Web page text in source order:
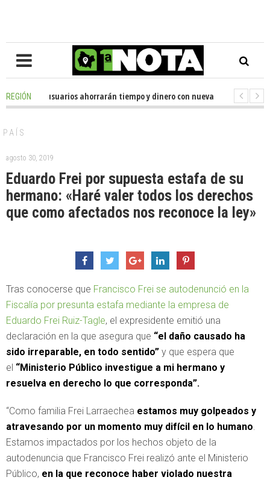
REGIÓN
Miles de usuarios ahorrarán tiempo y dinero con nueva oficina de
PAÍS
agosto 30, 2019
Eduardo Frei por supuesta estafa de su
hermano: «Haré valer todos los derechos
que como afectados nos reconoce la ley»
Tras conocerse que Francisco Frei se autodenunció en la
Fiscalía por presunta estafa mediante la empresa de
Eduardo Frei Ruiz-Tagle, el expresidente emitió una
declaración en la que asegura que “el daño causado ha
sido irreparable, en todo sentido” y que espera que
el “Ministerio Público investigue a mi hermano y
resuelva en derecho lo que corresponda”.
“Como familia Frei Larraechea estamos muy golpeados y
atravesando por un momento muy difícil en lo humano.
Estamos impactados por los hechos objeto de la
autodenuncia que Francisco Frei realizó ante el Ministerio
Público, en la que reconoce haber violado nuestra